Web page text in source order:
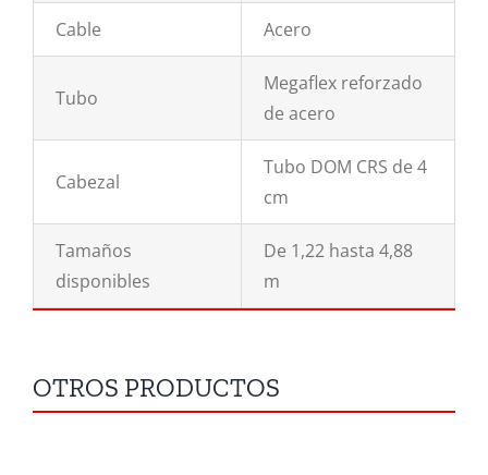
Cable Acero
Tubo
Megaflex reforzado
de acero
Cabezal
Tubo DOM CRS de 4
cm
Tamaños
disponibles
De 1,22 hasta 4,88
m
OTROS PRODUCTOS